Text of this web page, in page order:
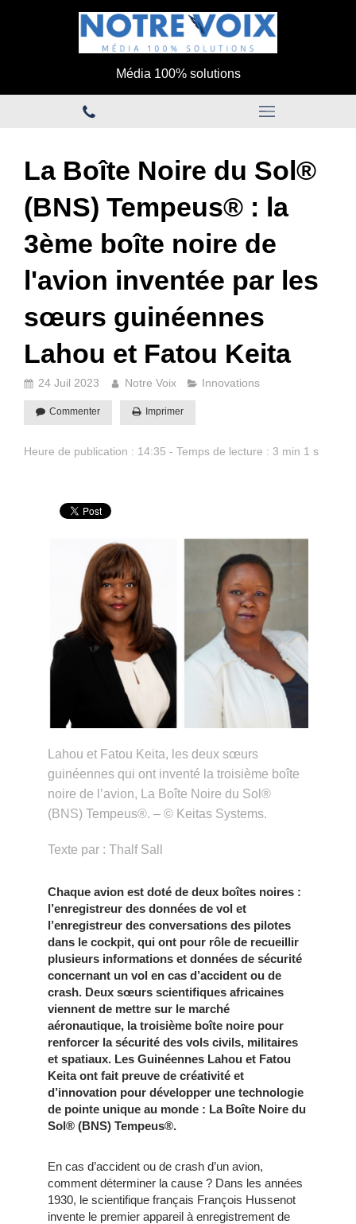
Média 100% solutions
La Boîte Noire du Sol®
(BNS) Tempeus® : la
3ème boîte noire de
l'avion inventée par les
sœurs guinéennes
Lahou et Fatou Keita
24 Juil 2023 Notre Voix Innovations
Commenter Imprimer
Heure de publication : 14:35 - Temps de lecture : 3 min 1 s
Lahou et Fatou Keita, les deux sœurs
guinéennes qui ont inventé la troisième boîte
noire de l’avion, La Boîte Noire du Sol®
(BNS) Tempeus®. – © Keitas Systems.
Texte par : Thalf Sall
Chaque avion est doté de deux boîtes noires :
l’enregistreur des données de vol et
l’enregistreur des conversations des pilotes
dans le cockpit, qui ont pour rôle de recueillir
plusieurs informations et données de sécurité
concernant un vol en cas d’accident ou de
crash. Deux sœurs scientifiques africaines
viennent de mettre sur le marché
aéronautique, la troisième boîte noire pour
renforcer la sécurité des vols civils, militaires
et spatiaux. Les Guinéennes Lahou et Fatou
Keita ont fait preuve de créativité et
d’innovation pour développer une technologie
de pointe unique au monde : La Boîte Noire du
Sol® (BNS) Tempeus®.
En cas d’accident ou de crash d’un avion,
comment déterminer la cause ? Dans les années
1930, le scientifique français François Hussenot
invente le premier appareil à enregistrement de